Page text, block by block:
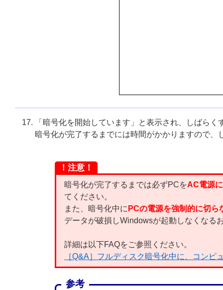
「暗号化を開始しています」と表示され、しばら
暗号化が完了するまでには時間がかかりますので、
！注意！
暗号化が完了するまでは必ずPCをAC電源
てください。
また、暗号化中に PCの電源を強制的に切ら
データが破損しWindowsが起動しなくなる
詳細は以下FAQをご参照ください。
［Q&A］フルディスク暗号化中に、コン
参考